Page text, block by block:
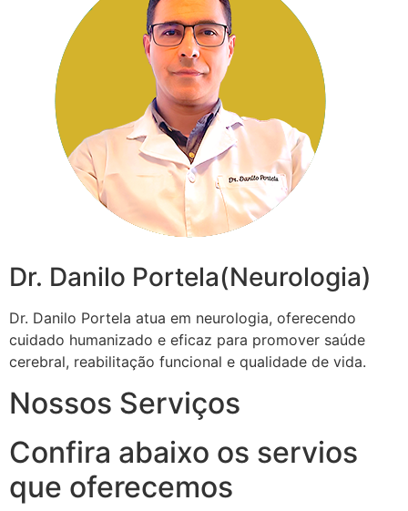
Dr. Danilo Portela(Neurologia)
Dr. Danilo Portela atua em neurologia, oferecendo
cuidado humanizado e eficaz para promover saúde
cerebral, reabilitação funcional e qualidade de vida.
Nossos Serviços
Confira abaixo os servios
que oferecemos